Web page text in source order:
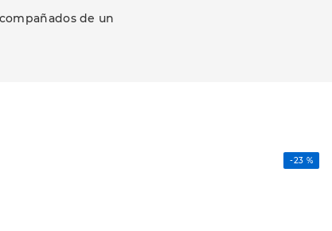
de un
-23 %